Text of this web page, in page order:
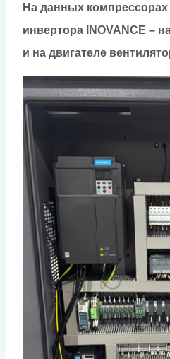
На данных
инвертора INOVANCE –
и на двигателе